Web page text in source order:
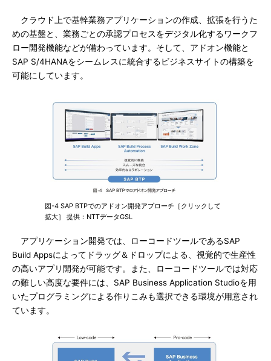
クラウド上で基幹業務アプリケーションの作成、拡張を行うた
めの基盤と、業務ごとの承認プロセスをデジタル化するワークフ
ロー開発機能などが備わっています。そして、アドオン機能と
SAP S/4HANAをシームレスに統合するビジネスサイトの構築を
可能にしています。
図-4 SAP BTPでのアドオン開発アプローチ［クリックして
拡大］ 提供：NTTデータGSL
アプリケーション開発では、ローコードツールであるSAP
Build Appsによってドラッグ＆ドロップによる、視覚的で生産性
の高いアプリ開発が可能です。また、ローコードツールでは対応
の難しい高度な要件には、SAP Business Application Studioを用
いたプログラミングによる作りこみも選択できる環境が用意され
ています。